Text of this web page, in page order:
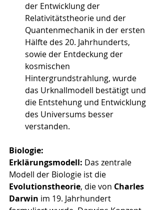
der Entwicklung der
Relativitätstheorie und der
Quantenmechanik in der ersten
Hälfte des 20. Jahrhunderts,
sowie der Entdeckung der
kosmischen
Hintergrundstrahlung, wurde
das Urknallmodell bestätigt und
die Entstehung und Entwicklung
des Universums besser
verstanden.
Biologie:
Erklärungsmodell: Das zentrale
Modell der Biologie ist die
Evolutionstheorie, die von Charles
Darwin im 19. Jahrhundert